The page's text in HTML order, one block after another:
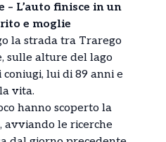
L’auto finisce in un
e moglie
la strada tra Trarego
sulle alture del lago
lui di 89 anni e
vita.
hanno scoperto la
avviando le ricerche